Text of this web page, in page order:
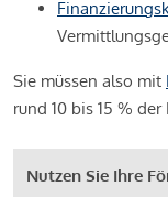
Sie müssen also mit
rund 10 bis 15 %
Nutzen Sie Ihre